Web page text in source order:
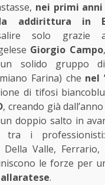
nei primi anni
addirittura in
solo grazie
Giorgio Campo
solido gruppo di
Farina) che nel
di tifosi
, creando già
doppio salto in
i
Della Valle, Ferrario,
le forze per
.